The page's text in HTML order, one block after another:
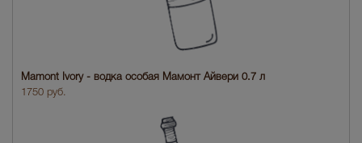
Mamont Ivory - водка особая Мамонт Айвери 0.7 л
1750 руб.